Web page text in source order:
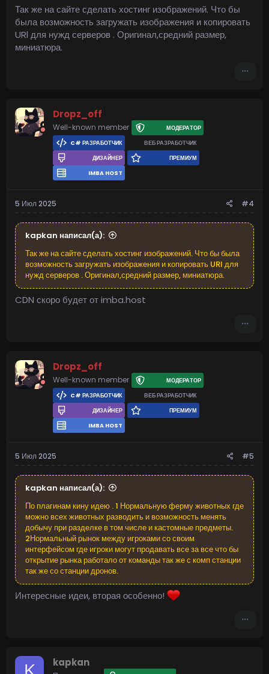
Так же на сайте сделать хостинг изображений. Что бы
была возможность загружать изображения и копировать
URl для нужд серверов . Оригинал,средний размер,
миниатюра.
Dropz_off
Well-known member
МОДЕРАТОР
C# РАЗРАБОТЧИК
ВЕБ РАЗРАБОТЧИК
ДИЗАЙНЕР
ПРЕМИУМ
IMBA HOST
5 Июл 2025 #4
kapkan написал(а):
Так же на сайте сделать хостинг изображений. Что бы была
возможность загружать изображения и копировать URl для
нужд серверов . Оригинал,средний размер, миниатюра.
CDN скоро будет от imba.host
Dropz_off
Well-known member
МОДЕРАТОР
C# РАЗРАБОТЧИК
ВЕБ РАЗРАБОТЧИК
ДИЗАЙНЕР
ПРЕМИУМ
IMBA HOST
5 Июл 2025 #5
kapkan написал(а):
По плагинам кину идею . 1 Нормальную ферму животных где
можно всех животных разводить и возможность менять
добычу при разделке в том числе и кастомные предметы.
2Нормальный рынок между игроками со своим
интерфейсом где игроки могут продавать все за все что бы
открытие рынка работало от команды так же с комп станции
так же со станции дронов.
Интересные идеи, вторая особенно!
kapkan